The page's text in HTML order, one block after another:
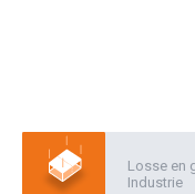
Losse en
Industrie